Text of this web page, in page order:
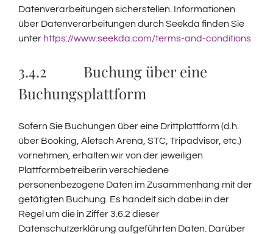
Datenverarbeitungen sicherstellen. Informationen
über Datenverarbeitungen durch Seekda finden Sie
unter https://www.seekda.com/terms-and-conditions
3.4.2 Buchung über eine
Buchungsplattform
Sofern Sie Buchungen über eine Drittplattform (d.h.
über Booking, Aletsch Arena, STC, Tripadvisor, etc.)
vornehmen, erhalten wir von der jeweiligen
Plattformbetreiberin verschiedene
personenbezogene Daten im Zusammenhang mit der
getätigten Buchung. Es handelt sich dabei in der
Regel um die in Ziffer 3.6.2 dieser
Datenschutzerklärung aufgeführten Daten. Darüber